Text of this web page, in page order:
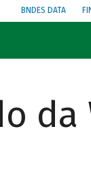
BNDES DATA
da